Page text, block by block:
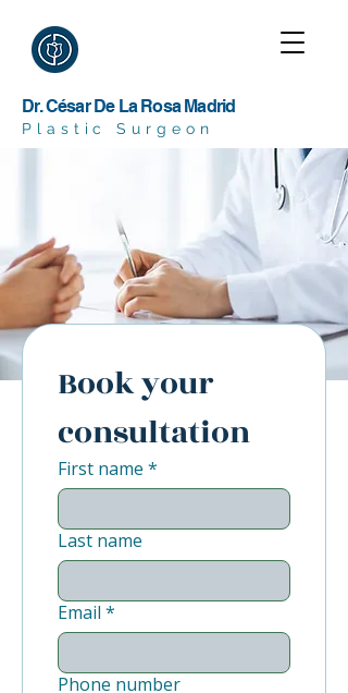
Dr. César De La Rosa Madrid
Plastic Surgeon
Book your
consultation
First name *
Last name
Email *
Phone number